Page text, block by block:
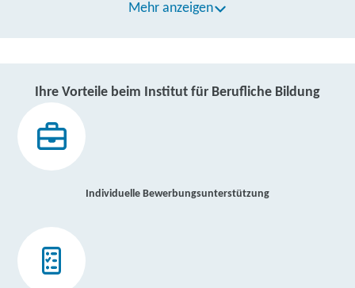
Mehr anzeigen
Ihre Vorteile beim Institut für Berufliche Bildung
Individuelle Bewerbungsunterstützung